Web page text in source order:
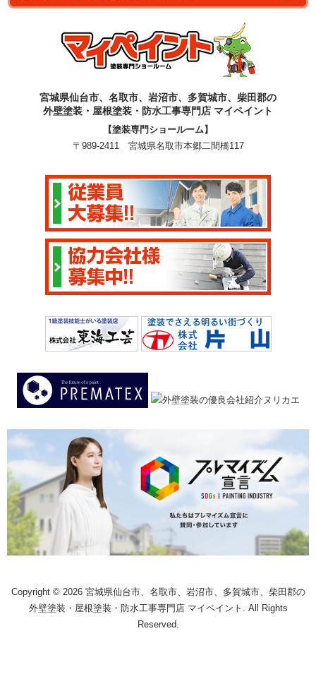
宮城県仙台市、名取市、岩沼市、多賀城市、柴田郡の
外壁塗装・屋根塗装・防水工事専門店 マイペイント
【塗装専門ショールーム】
〒989-2411 宮城県名取市本郷二間橋117
Copyright © 2026 宮城県仙台市、名取市、岩沼市、多賀城市、柴田郡の
外壁塗装・屋根塗装・防水工事専門店 マイペイント. All Rights
Reserved.